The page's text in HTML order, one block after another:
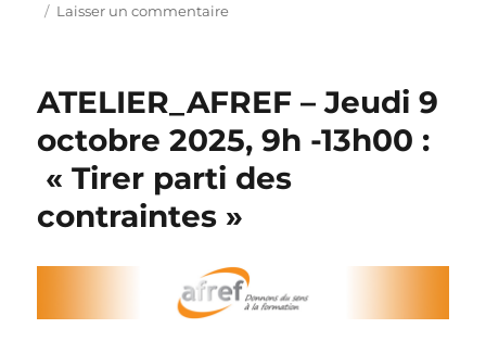
Laisser un commentaire
ATELIER_AFREF – Jeudi 9
octobre 2025, 9h -13h00 :
« Tirer parti des
contraintes »